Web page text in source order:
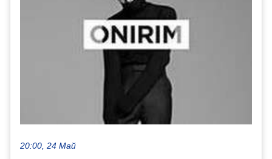
20:00, 24 Май